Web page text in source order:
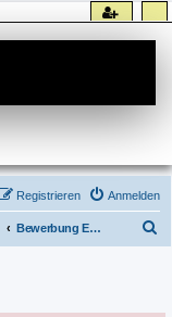
Anmelden
Registrieren
Bewerbung Erbauer